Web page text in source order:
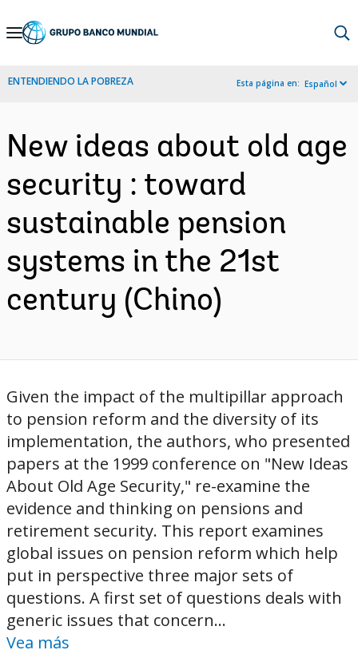
Skip
Navigation
ENTENDIENDO LA POBREZA Esta página en: Español
New ideas about old age
security : toward
sustainable pension
systems in the 21st
century (Chino)
Given the impact of the multipillar approach
to pension reform and the diversity of its
implementation, the authors, who presented
papers at the 1999 conference on "New Ideas
About Old Age Security," re-examine the
evidence and thinking on pensions and
retirement security. This report examines
global issues on pension reform which help
put in perspective three major sets of
questions. A first set of questions deals with
generic issues that concern...
Vea más